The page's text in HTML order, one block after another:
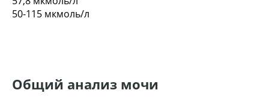
50-115 мкмоль/л
Общий анализ мочи